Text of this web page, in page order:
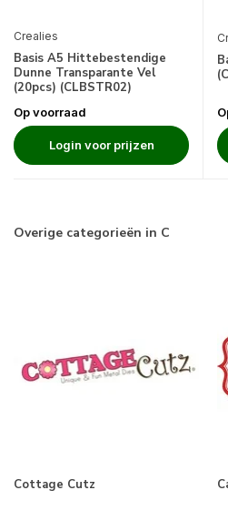
Crealies
Basis A5 Hittebestendige
Dunne Transparante Vel
(20pcs) (CLBSTR02)
Op voorraad
Login voor prijzen
Overige categorieën in C
Cottage Cutz